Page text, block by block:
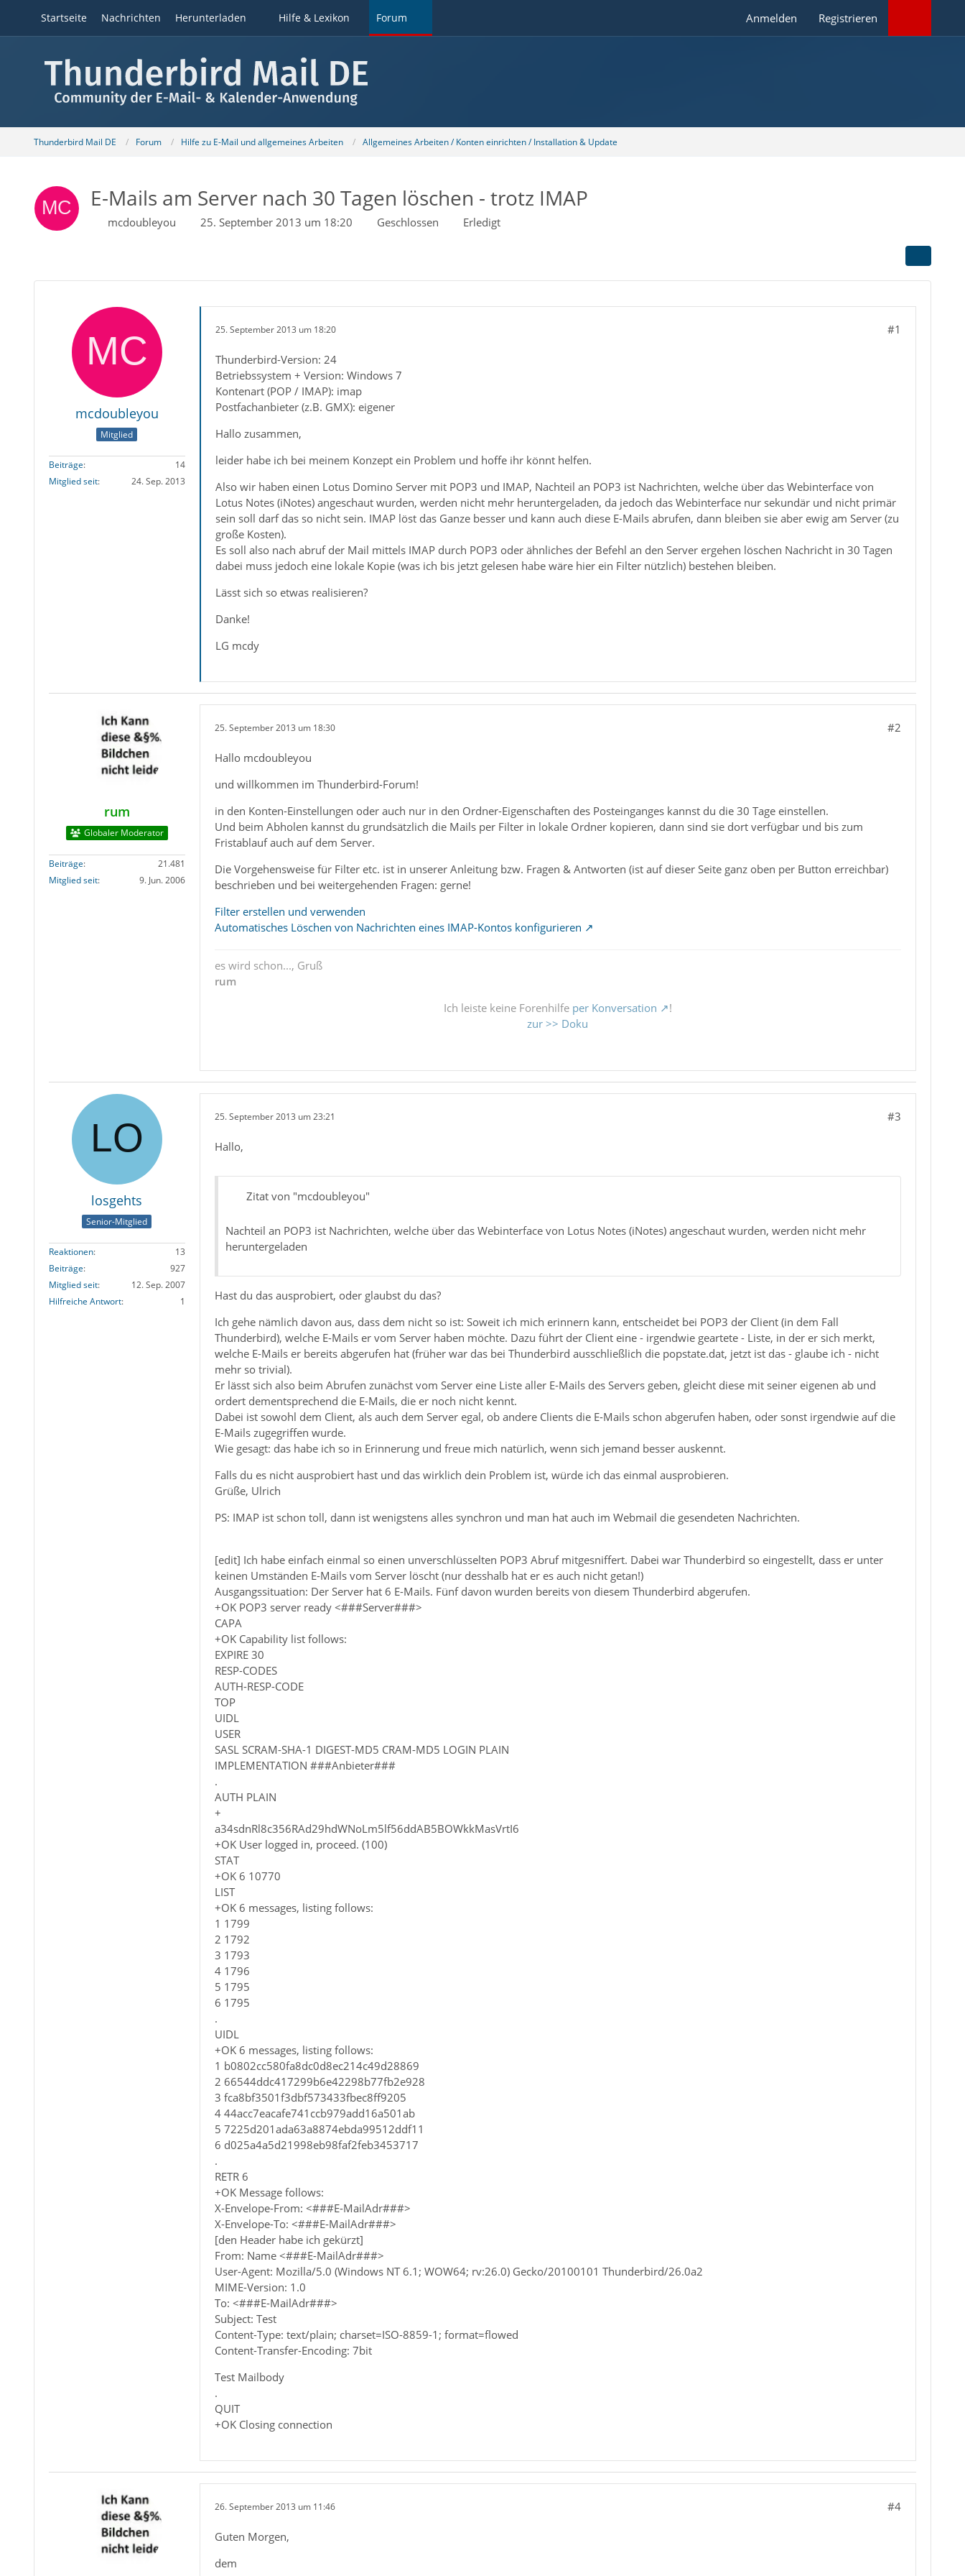
Startseite Nachrichten Herunterladen Hilfe & Lexikon Forum Anmelden Registrieren
Thunderbird Mail DE Forum Hilfe zu E-Mail und allgemeines Arbeiten Allgemeines Arbeiten / Konten einrichten / Installation & Update
E-Mails am Server nach 30 Tagen löschen - trotz IMAP
mcdoubleyou 25. September 2013 um 18:20 Geschlossen Erledigt
mcdoubleyou
Mitglied
Beiträge
14
Mitglied seit
24. Sep. 2013
25. September 2013 um 18:20 #1
Thunderbird-Version: 24
Betriebssystem + Version: Windows 7
Kontenart (POP / IMAP): imap
Postfachanbieter (z.B. GMX): eigener
Hallo zusammen,
leider habe ich bei meinem Konzept ein Problem und hoffe ihr könnt helfen.
Also wir haben einen Lotus Domino Server mit POP3 und IMAP, Nachteil an POP3 ist Nachrichten, welche über das Webinterface von
Lotus Notes (iNotes) angeschaut wurden, werden nicht mehr heruntergeladen, da jedoch das Webinterface nur sekundär und nicht primär
sein soll darf das so nicht sein. IMAP löst das Ganze besser und kann auch diese E-Mails abrufen, dann bleiben sie aber ewig am Server (zu
große Kosten).
Es soll also nach abruf der Mail mittels IMAP durch POP3 oder ähnliches der Befehl an den Server ergehen löschen Nachricht in 30 Tagen
dabei muss jedoch eine lokale Kopie (was ich bis jetzt gelesen habe wäre hier ein Filter nützlich) bestehen bleiben.
Lässt sich so etwas realisieren?
Danke!
LG mcdy
rum
Globaler Moderator
Beiträge
21.481
Mitglied seit
9. Jun. 2006
25. September 2013 um 18:30 #2
Hallo mcdoubleyou
und willkommen im Thunderbird-Forum!
in den Konten-Einstellungen oder auch nur in den Ordner-Eigenschaften des Posteinganges kannst du die 30 Tage einstellen.
Und beim Abholen kannst du grundsätzlich die Mails per Filter in lokale Ordner kopieren, dann sind sie dort verfügbar und bis zum
Fristablauf auch auf dem Server.
Die Vorgehensweise für Filter etc. ist in unserer Anleitung bzw. Fragen & Antworten (ist auf dieser Seite ganz oben per Button erreichbar)
beschrieben und bei weitergehenden Fragen: gerne!
Filter erstellen und verwenden
Automatisches Löschen von Nachrichten eines IMAP-Kontos konfigurieren
es wird schon..., Gruß
rum
Ich leiste keine Forenhilfe per Konversation
!
zur >> Doku
losgehts
Senior-Mitglied
Reaktionen
13
Beiträge
927
Mitglied seit
12. Sep. 2007
Hilfreiche Antwort
1
25. September 2013 um 23:21 #3
Hallo,
Zitat von "mcdoubleyou"
Nachteil an POP3 ist Nachrichten, welche über das Webinterface von Lotus Notes (iNotes) angeschaut wurden, werden nicht mehr
heruntergeladen
Hast du das ausprobiert, oder glaubst du das?
Ich gehe nämlich davon aus, dass dem nicht so ist: Soweit ich mich erinnern kann, entscheidet bei POP3 der Client (in dem Fall
Thunderbird), welche E-Mails er vom Server haben möchte. Dazu führt der Client eine - irgendwie geartete - Liste, in der er sich merkt,
welche E-Mails er bereits abgerufen hat (früher war das bei Thunderbird ausschließlich die popstate.dat, jetzt ist das - glaube ich - nicht
mehr so trivial).
Er lässt sich also beim Abrufen zunächst vom Server eine Liste aller E-Mails des Servers geben, gleicht diese mit seiner eigenen ab und
ordert dementsprechend die E-Mails, die er noch nicht kennt.
Dabei ist sowohl dem Client, als auch dem Server egal, ob andere Clients die E-Mails schon abgerufen haben, oder sonst irgendwie auf die
E-Mails zugegriffen wurde.
Wie gesagt: das habe ich so in Erinnerung und freue mich natürlich, wenn sich jemand besser auskennt.
Falls du es nicht ausprobiert hast und das wirklich dein Problem ist, würde ich das einmal ausprobieren.
Grüße, Ulrich
PS: IMAP ist schon toll, dann ist wenigstens alles synchron und man hat auch im Webmail die gesendeten Nachrichten.
[edit] Ich habe einfach einmal so einen unverschlüsselten POP3 Abruf mitgesniffert. Dabei war Thunderbird so eingestellt, dass er unter
keinen Umständen E-Mails vom Server löscht (nur desshalb hat er es auch nicht getan!)
Ausgangssituation: Der Server hat 6 E-Mails. Fünf davon wurden bereits von diesem Thunderbird abgerufen.
+OK POP3 server ready <###Server###>
CAPA
+OK Capability list follows:
EXPIRE 30
RESP-CODES
AUTH-RESP-CODE
TOP
UIDL
USER
SASL SCRAM-SHA-1 DIGEST-MD5 CRAM-MD5 LOGIN PLAIN
IMPLEMENTATION ###Anbieter###
.
AUTH PLAIN
+
a34sdnRl8c356RAd29hdWNoLm5lf56ddAB5BOWkkMasVrtI6
+OK User logged in, proceed. (100)
STAT
+OK 6 10770
LIST
+OK 6 messages, listing follows:
1 1799
2 1792
3 1793
4 1796
5 1795
6 1795
.
UIDL
+OK 6 messages, listing follows:
1 b0802cc580fa8dc0d8ec214c49d28869
2 66544ddc417299b6e42298b77fb2e928
3 fca8bf3501f3dbf573433fbec8ff9205
4 44acc7eacafe741ccb979add16a501ab
5 7225d201ada63a8874ebda99512ddf11
6 d025a4a5d21998eb98faf2feb3453717
.
RETR 6
+OK Message follows:
X-Envelope-From: <###E-MailAdr###>
X-Envelope-To: <###E-MailAdr###>
[den Header habe ich gekürzt]
From: Name <###E-MailAdr###>
User-Agent: Mozilla/5.0 (Windows NT 6.1; WOW64; rv:26.0) Gecko/20100101 Thunderbird/26.0a2
MIME-Version: 1.0
To: <###E-MailAdr###>
Subject: Test
Content-Type: text/plain; charset=ISO-8859-1; format=flowed
Content-Transfer-Encoding: 7bit
Test Mailbody
.
QUIT
+OK Closing connection
26. September 2013 um 11:46 #4
Guten Morgen,
dem